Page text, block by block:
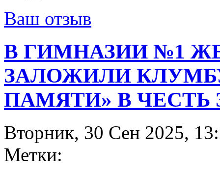
Ваш отзыв
В ГИМНАЗИИ №1
ЗАЛОЖИЛИ
ПАМЯТИ» В
Вторник, 30 Сен 2025,
Метки: